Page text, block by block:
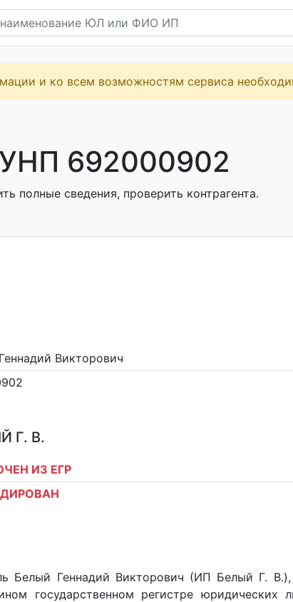
и ко всем возможностям сервиса
692000902
полные сведения, проверить контрагента.
Викторович
Г. В.
ИЗ ЕГР
Белый Геннадий Викторович (ИП Белый Г.
государственном регистре юридических